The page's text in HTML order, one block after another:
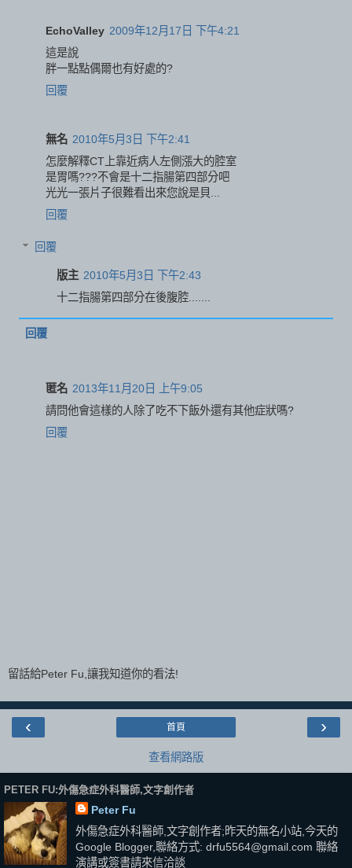
EchoValley 2009年12月17日 下午4:21
這是說
胖一點點偶爾也有好處的?
回覆
無名 2010年5月3日 下午2:41
怎麼解釋CT上靠近病人左側漲大的腔室
是胃嗎???不會是十二指腸第四部分吧
光光一張片子很難看出來您說是貝...
回覆
回覆
版主 2010年5月3日 下午2:43
十二指腸第四部分在後腹腔.......
回覆
匿名 2013年11月20日 上午9:05
請問他會這樣的人除了吃不下飯外還有其他症狀嗎?
回覆
留話給Peter Fu,讓我知道你的看法!
‹ ›
首頁
查看網路版
PETER FU:外傷急症外科醫師,文字創作者
Peter Fu
外傷急症外科醫師,文字創作者;昨天的無名小站,今天的
Google Blogger,聯絡方式: drfu5564@gmail.com 聯絡
演講或簽書請來信洽談